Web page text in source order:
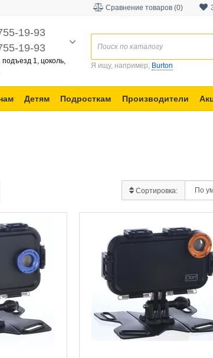
Сравнение товаров (0)
19-93
19-93
1, цоколь,
Я ищу, например, Burton
Детям Подросткам Производители
Сортировка: